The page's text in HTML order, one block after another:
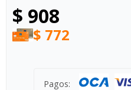
$ 908
$ 772
Pagos: